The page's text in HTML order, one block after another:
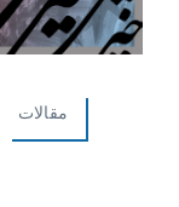
مقالات